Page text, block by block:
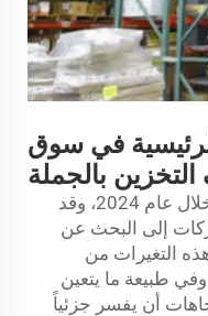
في سوق
بالجملة
توجد عدة اتجاهات عامة ستستمر خلال عام 2024، وقد
إلى البحث عن
التغيرات من
طبيعة ما يتعين
أن يفسر جزئياً